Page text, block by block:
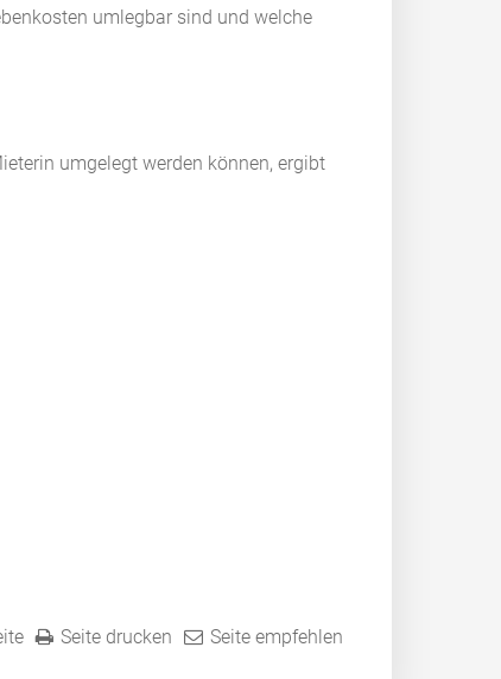
umlegbar sind und welche
umgelegt werden können, ergibt
Seite drucken Seite empfehlen